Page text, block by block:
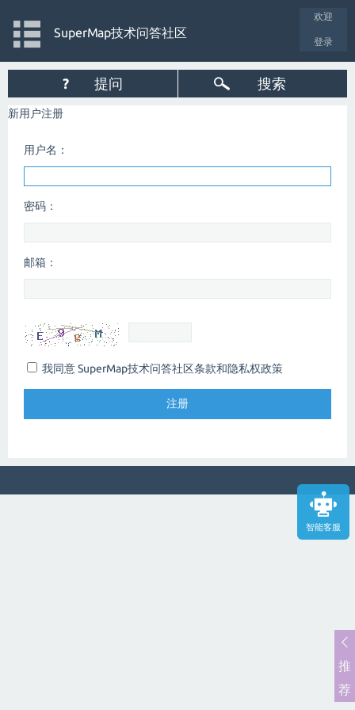
智能客服
欢迎
登录
SuperMap技术问答社区
? 提问 搜索
新用户注册
用户名：
密码：
邮箱：
我同意 SuperMap技术问答社区条款和隐私权政策